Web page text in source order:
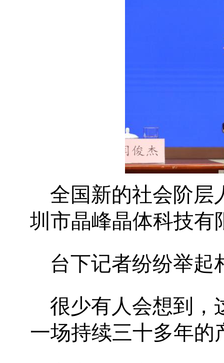
全国新的社会阶层
圳市晶峰晶体科技有
台下记者纷纷举起
很少有人会想到，
一场持续三十多年的